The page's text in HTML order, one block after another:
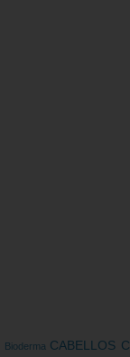
Bioderma CABELLOS